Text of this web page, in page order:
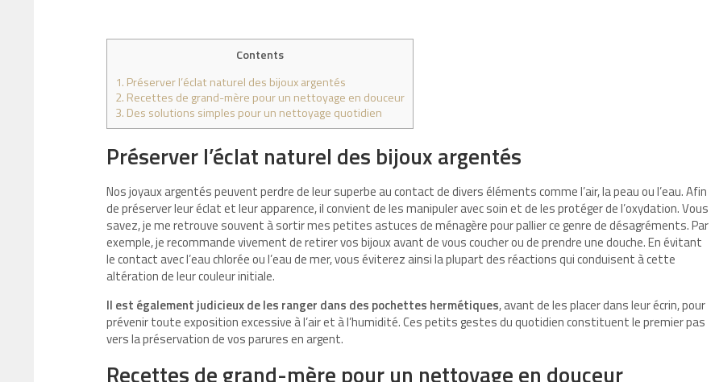
Contents
1. Préserver l’éclat naturel des bijoux argentés
2. Recettes de grand-mère pour un nettoyage en douceur
3. Des solutions simples pour un nettoyage quotidien
Préserver l’éclat naturel des bijoux argentés
Nos joyaux argentés peuvent perdre de leur superbe au contact de divers éléments comme l’air, la peau ou l’eau. Afin
de préserver leur éclat et leur apparence, il convient de les manipuler avec soin et de les protéger de l’oxydation. Vous
savez, je me retrouve souvent à sortir mes petites astuces de ménagère pour pallier ce genre de désagréments. Par
exemple, je recommande vivement de retirer vos bijoux avant de vous coucher ou de prendre une douche. En évitant
le contact avec l’eau chlorée ou l’eau de mer, vous éviterez ainsi la plupart des réactions qui conduisent à cette
altération de leur couleur initiale.
Il est également judicieux de les ranger dans des pochettes hermétiques, avant de les placer dans leur écrin, pour
prévenir toute exposition excessive à l’air et à l’humidité. Ces petits gestes du quotidien constituent le premier pas
vers la préservation de vos parures en argent.
Recettes de grand-mère pour un nettoyage en douceur